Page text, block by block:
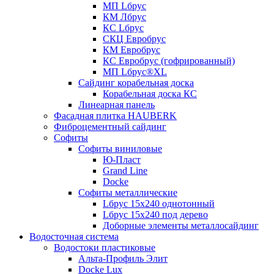
МП Lбрус
КМ Лбрус
КС Lбрус
СКЦ Евробрус
КМ Евробрус
КС Евробрус (гофрированный)
МП Lбрус®XL
Сайдинг корабельная доска
Корабельная доска КС
Линеарная панель
Фасадная плитка HAUBERK
Фиброцементный сайдинг
Софиты
Софиты виниловые
Ю-Пласт
Grand Line
Docke
Софиты металлические
Lбрус 15x240 однотонный
Lбрус 15x240 под дерево
Доборные элементы металлосайдинг
Водосточная система
Водостоки пластиковые
Альта-Профиль Элит
Docke Lux